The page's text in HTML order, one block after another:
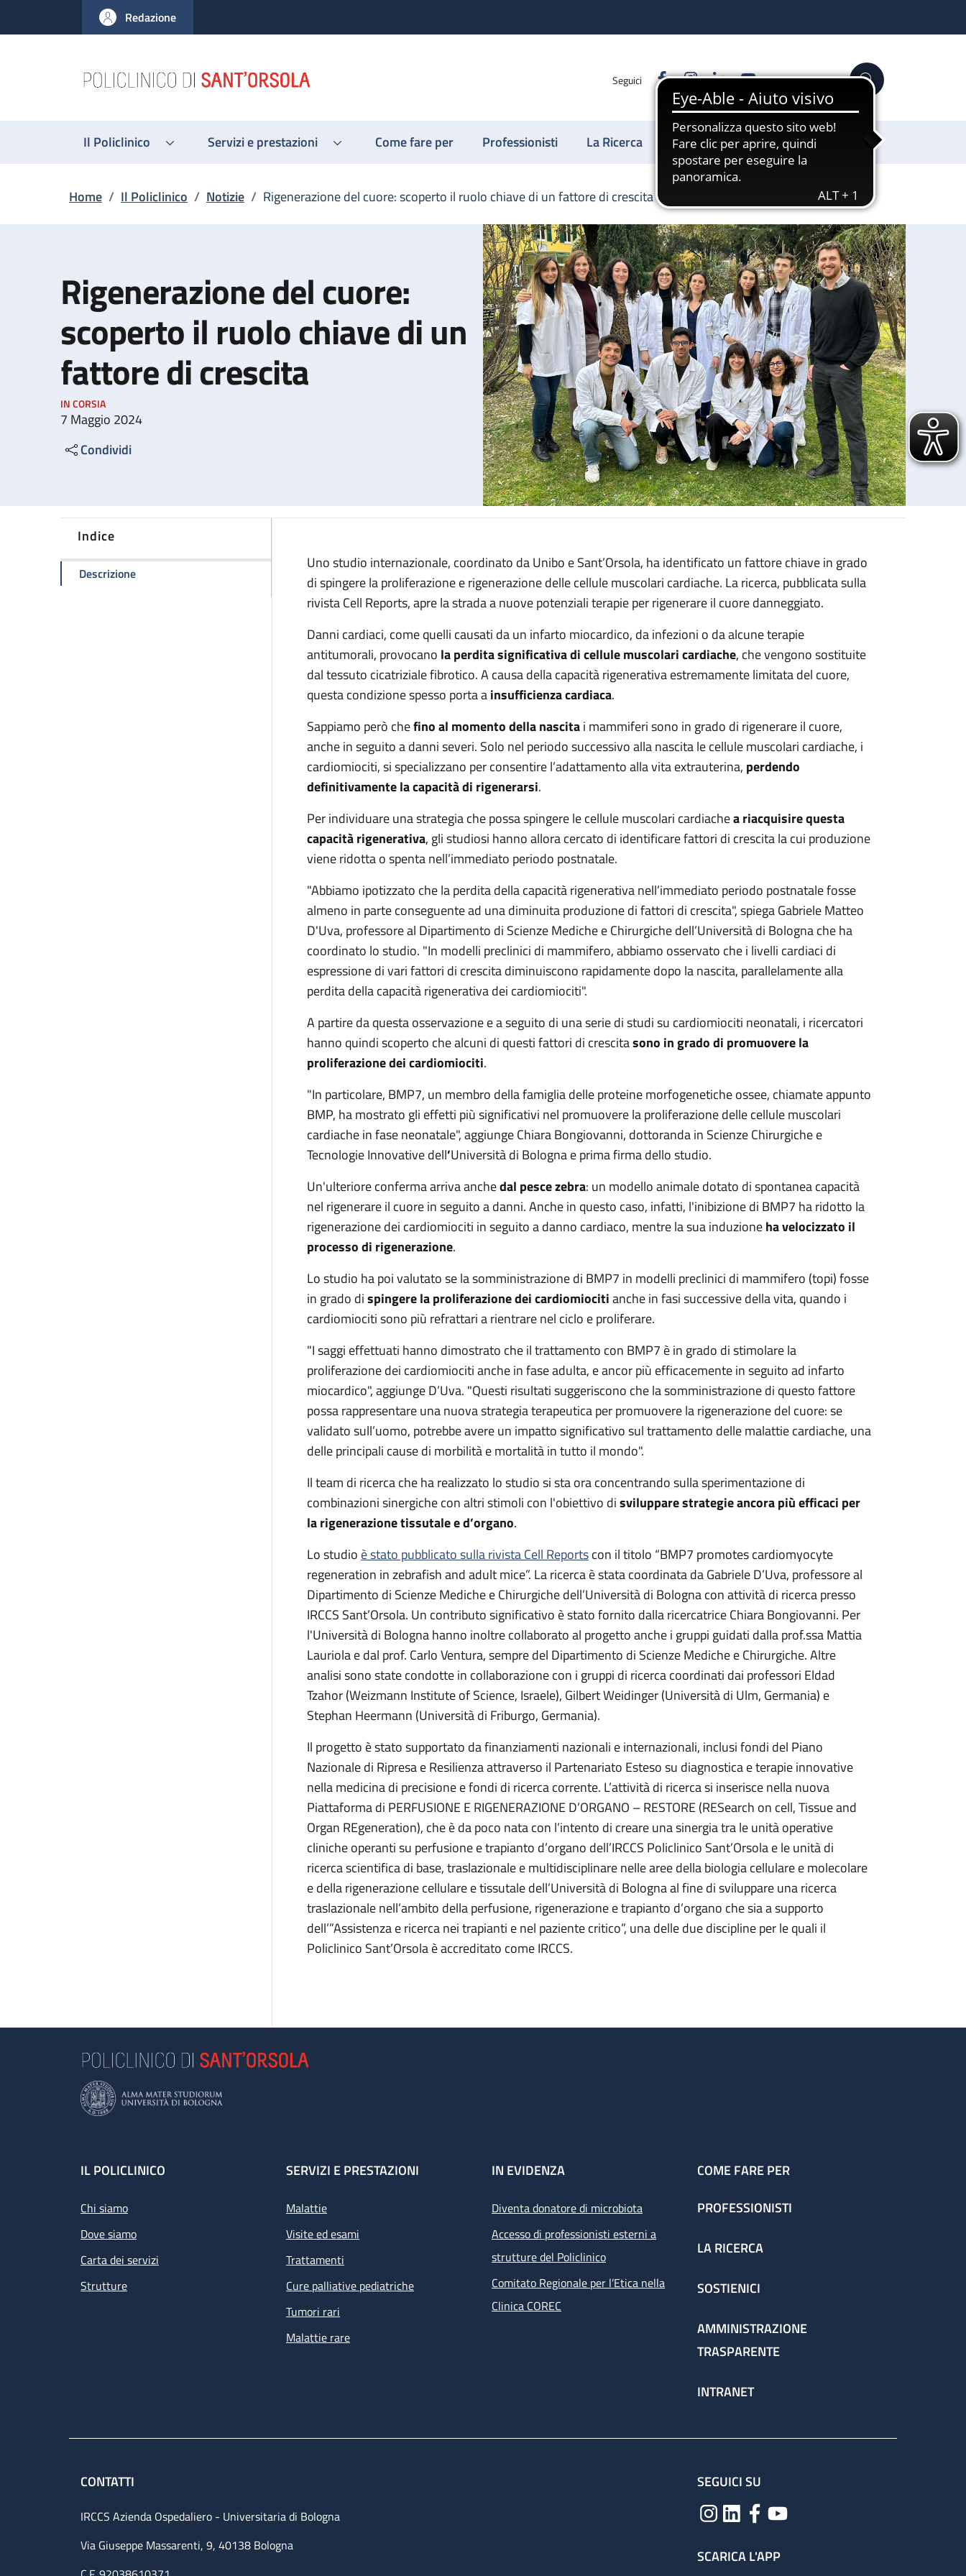
al contenuto principale
to footer content
Redazione
Seguici FacebookInstagram
LinkedinYouTube Cerca
Il Policlinico Servizi e prestazioni Come fare per Professionisti La Ricerca Sostienici
Briciole di pane
Home / Il Policlinico / Notizie / Rigenerazione del cuore: scoperto il ruolo chiave di un fattore di crescita
Rigenerazione del cuore:
scoperto il ruolo chiave di un
fattore di crescita
IN CORSIA
7 Maggio 2024
Condividi
Indice
Descrizionedella pagina Rigenerazione del cuore: scoperto il ruolo chiave di un fattore di crescita
Uno studio internazionale, coordinato da Unibo e Sant’Orsola, ha identificato un fattore chiave in grado
di spingere la proliferazione e rigenerazione delle cellule muscolari cardiache. La ricerca, pubblicata sulla
rivista Cell Reports, apre la strada a nuove potenziali terapie per rigenerare il cuore danneggiato.
Danni cardiaci, come quelli causati da un infarto miocardico, da infezioni o da alcune terapie
antitumorali, provocano la perdita significativa di cellule muscolari cardiache, che vengono sostituite
dal tessuto cicatriziale fibrotico. A causa della capacità rigenerativa estremamente limitata del cuore,
questa condizione spesso porta ainsufficienza cardiaca.
Sappiamo però chefino al momento della nascitai mammiferi sono in grado di rigenerare il cuore,
anche in seguito a danni severi. Solo nel periodo successivo alla nascita le cellule muscolari cardiache, i
cardiomiociti, si specializzano per consentire l’adattamento alla vita extrauterina, perdendo
definitivamente la capacità di rigenerarsi.
Per individuare una strategia che possa spingere le cellule muscolari cardiachea riacquisire questa
capacità rigenerativa, gli studiosi hanno allora cercato di identificare fattori di crescita la cui produzione
viene ridotta o spenta nell’immediato periodo postnatale.
"Abbiamo ipotizzato che la perdita della capacità rigenerativa nell’immediato periodo postnatale fosse
almeno in parte conseguente ad una diminuita produzione di fattori di crescita", spiega Gabriele Matteo
D'Uva, professore al Dipartimento di Scienze Mediche e Chirurgiche dell’Università di Bologna che ha
coordinato lo studio. "In modelli preclinici di mammifero, abbiamo osservato che i livelli cardiaci di
espressione di vari fattori di crescita diminuiscono rapidamente dopo la nascita, parallelamente alla
perdita della capacità rigenerativa dei cardiomiociti".
A partire da questa osservazione e a seguito di una serie di studi su cardiomiociti neonatali, i ricercatori
hanno quindi scoperto che alcuni di questi fattori di crescitasono in grado di promuovere la
proliferazione dei cardiomiociti.
"In particolare, BMP7, un membro della famiglia delle proteine morfogenetiche ossee, chiamate appunto
BMP, ha mostrato gli effetti più significativi nel promuovere la proliferazione delle cellule muscolari
cardiache in fase neonatale", aggiunge Chiara Bongiovanni, dottoranda in Scienze Chirurgiche e
Tecnologie Innovative dell’Università di Bologna e prima firma dello studio.
Un'ulteriore conferma arriva anchedal pesce zebra: un modello animale dotato di spontanea capacità
nel rigenerare il cuore in seguito a danni. Anche in questo caso, infatti, l'inibizione di BMP7 ha ridotto la
rigenerazione dei cardiomiociti in seguito a danno cardiaco, mentre la sua induzioneha velocizzato il
processo di rigenerazione.
Lo studio ha poi valutato se la somministrazione di BMP7 in modelli preclinici di mammifero (topi) fosse
in grado dispingere la proliferazione dei cardiomiocitianche in fasi successive della vita, quando i
cardiomiociti sono più refrattari a rientrare nel ciclo e proliferare.
"I saggi effettuati hanno dimostrato che il trattamento con BMP7 è in grado di stimolare la
proliferazione dei cardiomiociti anche in fase adulta, e ancor più efficacemente in seguito ad infarto
miocardico", aggiunge D’Uva. "Questi risultati suggeriscono che la somministrazione di questo fattore
possa rappresentare una nuova strategia terapeutica per promuovere la rigenerazione del cuore: se
validato sull’uomo, potrebbe avere un impatto significativo sul trattamento delle malattie cardiache, una
delle principali cause di morbilità e mortalità in tutto il mondo".
Il team di ricerca che ha realizzato lo studio si sta ora concentrando sulla sperimentazione di
combinazioni sinergiche con altri stimoli con l'obiettivo disviluppare strategie ancora più efficaci per
la rigenerazione tissutale e d’organo.
Lo studio è stato pubblicato sulla rivista Cell Reportscon il titolo “BMP7 promotes cardiomyocyte
regeneration in zebrafish and adult mice”. La ricerca è stata coordinata da Gabriele D’Uva, professore al
Dipartimento di Scienze Mediche e Chirurgiche dell’Università di Bologna con attività di ricerca presso
IRCCS Sant’Orsola. Un contributo significativo è stato fornito dalla ricercatrice Chiara Bongiovanni. Per
l'Università di Bologna hanno inoltre collaborato al progetto anche i gruppi guidati dalla prof.ssa Mattia
Lauriola e dal prof. Carlo Ventura, sempre del Dipartimento di Scienze Mediche e Chirurgiche. Altre
analisi sono state condotte in collaborazione con i gruppi di ricerca coordinati dai professori Eldad
Tzahor (Weizmann Institute of Science, Israele), Gilbert Weidinger (Università di Ulm, Germania) e
Stephan Heermann (Università di Friburgo, Germania).
Il progetto è stato supportato da finanziamenti nazionali e internazionali, inclusi fondi del Piano
Nazionale di Ripresa e Resilienza attraverso il Partenariato Esteso su diagnostica e terapie innovative
nella medicina di precisione e fondi di ricerca corrente. L’attività di ricerca si inserisce nella nuova
Piattaforma di PERFUSIONE E RIGENERAZIONE D’ORGANO – RESTORE (RESearch on cell, Tissue and
Organ REgeneration), che è da poco nata con l’intento di creare una sinergia tra le unità operative
cliniche operanti su perfusione e trapianto d’organo dell’IRCCS Policlinico Sant’Orsola e le unità di
ricerca scientifica di base, traslazionale e multidisciplinare nelle aree della biologia cellulare e molecolare
e della rigenerazione cellulare e tissutale dell’Università di Bologna al fine di sviluppare una ricerca
traslazionale nell’ambito della perfusione, rigenerazione e trapianto d’organo che sia a supporto
dell’”Assistenza e ricerca nei trapianti e nel paziente critico”, una delle due discipline per le quali il
Policlinico Sant’Orsola è accreditato come IRCCS.
Footer
IL POLICLINICO
Chi siamo
Dove siamo
Carta dei servizi
Strutture
SERVIZI E PRESTAZIONI
Malattie
Visite ed esami
Trattamenti
Cure palliative pediatriche
Tumori rari
Malattie rare
IN EVIDENZA
Diventa donatore di microbiota
Accesso di professionisti esterni a
strutture del Policlinico
Comitato Regionale per l’Etica nella
Clinica COREC
COME FARE PER
PROFESSIONISTI
LA RICERCA
SOSTIENICI
AMMINISTRAZIONE
TRASPARENTE
INTRANET
CONTATTI
IRCCS Azienda Ospedaliero - Universitaria di Bologna
Via Giuseppe Massarenti, 9, 40138 Bologna
SEGUICI SU
SCARICA L'APP